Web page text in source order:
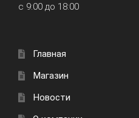
с 9:00 до 18:00
Главная
Магазин
Новости